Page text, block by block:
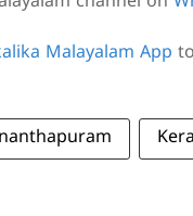
Malayalam App